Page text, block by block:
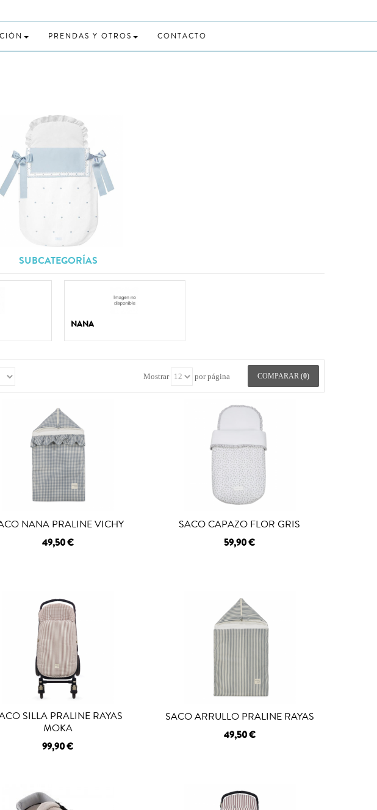
PRENDAS Y OTROS CONTACTO
SUBCATEGORÍAS
NANA
Mostrar por página COMPARAR (0)
NANA PRALINE VICHY
49,50 €
SACO CAPAZO FLOR GRIS
59,90 €
SILLA PRALINE RAYAS
MOKA
99,90 €
SACO ARRULLO PRALINE RAYAS
49,50 €